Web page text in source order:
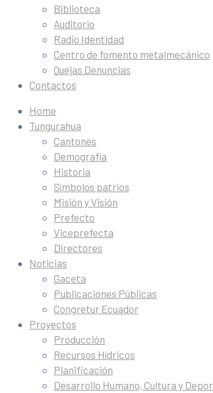
Biblioteca
Auditorio
Radio Identidad
Centro de fomento metalmecánico
Quejas Denuncias
Contactos
Home
Tungurahua
Cantones
Demografía
Historia
Símbolos patrios
Misión y Visión
Prefecto
Viceprefecta
Directores
Noticias
Gaceta
Publicaciones Públicas
Congretur Ecuador
Proyectos
Producción
Recursos Hídricos
Planificación
Desarrollo Humano, Cultura y